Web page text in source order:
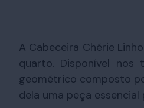
A Cabeceira Chérie
quarto. Disponível nos
geométrico composto
dela uma peça